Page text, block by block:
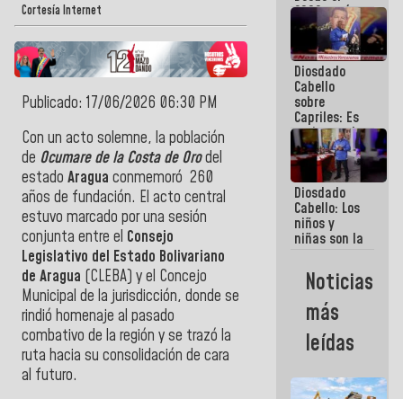
Cortesía Internet
Publicado: 17/06/2026 06:30 PM
Con un acto solemne, la población
de Ocumare de la Costa de Orodel
estado Aragua conmemoró 260
años de fundación. El acto central
estuvo marcado por una sesión
conjunta entre el Consejo
Legislativo del Estado Bolivariano
de Aragua (CLEBA) y el Concejo
Municipal de la jurisdicción, donde se
rindió homenaje al pasado
combativo de la región y se trazó la
ruta hacia su consolidación de cara
al futuro.
2002 están
intentando
quemar el
país ante la
ausencia de
políticos
verdaderos
Diosdado
Cabello
sobre
Capriles: Es
un inmoral
de la
política
Diosdado
Cabello: Los
niños y
niñas son la
fundamental
de lo que
estamos
haciendo
Noticias
más
leídas